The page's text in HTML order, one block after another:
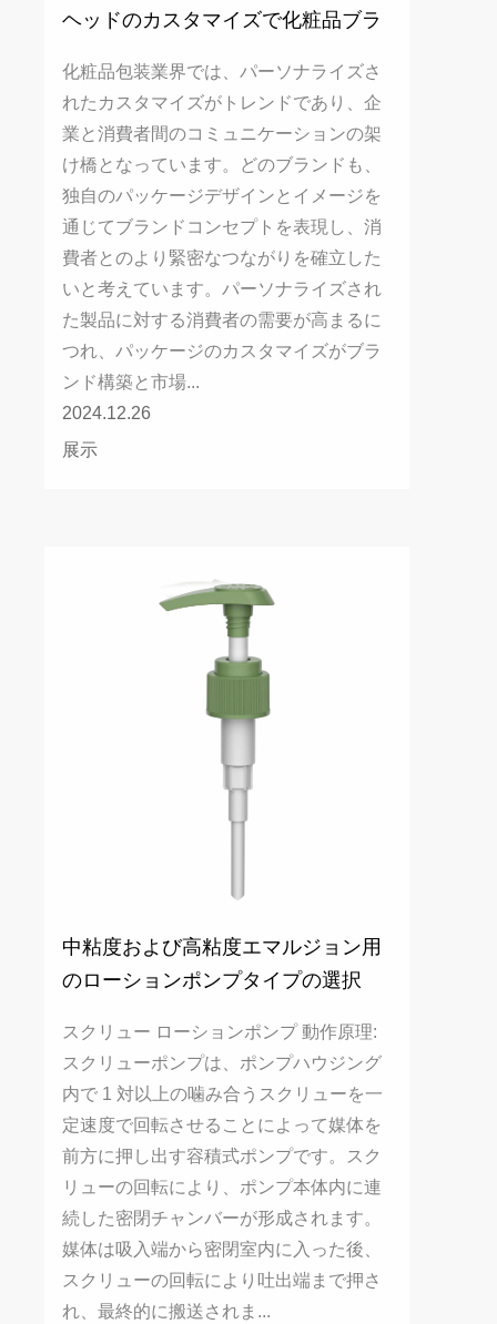
ヘッドのカスタマイズで化粧品ブラ
化粧品包装業界では、パーソナライズさ
れたカスタマイズがトレンドであり、企
業と消費者間のコミュニケーションの架
け橋となっています。どのブランドも、
独自のパッケージデザインとイメージを
通じてブランドコンセプトを表現し、消
費者とのより緊密なつながりを確立した
いと考えています。パーソナライズされ
た製品に対する消費者の需要が高まるに
つれ、パッケージのカスタマイズがブラ
ンド構築と市場...
2024.12.26
展示
中粘度および高粘度エマルジョン用
のローションポンプタイプの選択
スクリュー ローションポンプ 動作原理:
スクリューポンプは、ポンプハウジング
内で 1 対以上の噛み合うスクリューを一
定速度で回転させることによって媒体を
前方に押し出す容積式ポンプです。スク
リューの回転により、ポンプ本体内に連
続した密閉チャンバーが形成されます。
媒体は吸入端から密閉室内に入った後、
スクリューの回転により吐出端まで押さ
れ、最終的に搬送されま...